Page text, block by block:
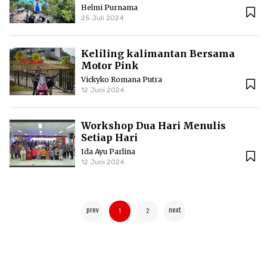
Helmi Purnama
25 Juli 2024
Keliling kalimantan Bersama
Motor Pink
Vickyko Romana Putra
12 Juni 2024
Workshop Dua Hari Menulis
Setiap Hari
Ida Ayu Parlina
12 Juni 2024
prev 1 2 next